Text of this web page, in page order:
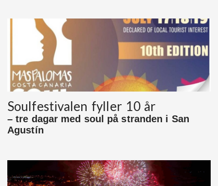
Soulfestivalen fyller 10 år
– tre dagar med soul på stranden i San
Agustín